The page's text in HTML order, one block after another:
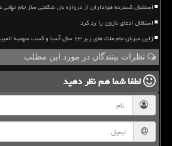
استقبال گسترده هواداران از دروازه بان شگفتی ساز جام
استقلال ادعای نازون را رد کرد
ژاپن میزبان جام ملت های زیر ۲۳ سال آسیا و کسب سهمیه المپیک شد
نظرات بینندگان در مورد این مطلب
لطفا شما همنظر دهید